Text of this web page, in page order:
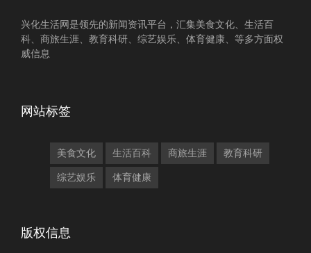
兴化生活网是领先的新闻资讯平台，汇集美食文化、生活百
科、商旅生涯、教育科研、综艺娱乐、体育健康、等多方面权
威信息
网站标签
美食文化 生活百科 商旅生涯 教育科研
综艺娱乐 体育健康
版权信息